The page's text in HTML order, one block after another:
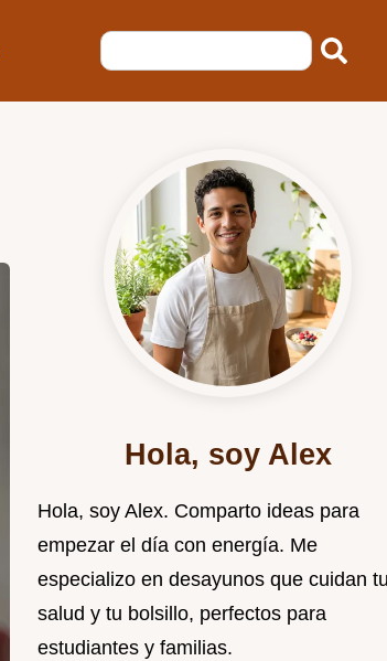
Hola, soy Alex
Hola, soy Alex. Comparto ideas para
empezar el día con energía. Me
especializo en desayunos que cuidan tu
salud y tu bolsillo, perfectos para
estudiantes y familias.